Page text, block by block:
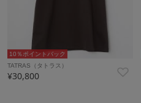
10％ポイントバック
TATRAS（タトラス）
¥30,800